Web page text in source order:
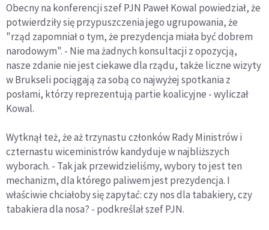
Obecny na konferencji szef PJN Paweł Kowal powiedział, że
potwierdziły się przypuszczenia jego ugrupowania, że
"rząd zapomniał o tym, że prezydencja miała być dobrem
narodowym". - Nie ma żadnych konsultacji z opozycją,
nasze zdanie nie jest ciekawe dla rządu, także liczne wizyty
w Brukseli pociągają za sobą co najwyżej spotkania z
posłami, którzy reprezentują partie koalicyjne - wyliczał
Kowal.
Wytknął też, że aż trzynastu członków Rady Ministrów i
czternastu wiceministrów kandyduje w najbliższych
wyborach. - Tak jak przewidzieliśmy, wybory to jest ten
mechanizm, dla którego paliwem jest prezydencja. I
właściwie chciałoby się zapytać: czy nos dla tabakiery, czy
tabakiera dla nosa? - podkreślał szef PJN.